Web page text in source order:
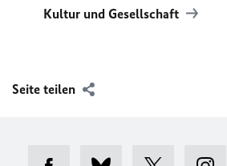
Kultur und Gesellschaft
Seite teilen